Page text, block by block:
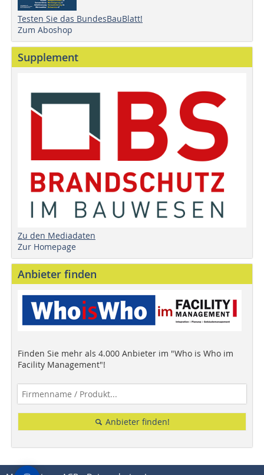
Testen Sie das BundesBauBlatt!
Zum Aboshop
Supplement
Zu den Mediadaten
Zur Homepage
Anbieter finden
Finden Sie mehr als 4.000 Anbieter im "Who is Who im
Facility Management"!
Anbieter finden!